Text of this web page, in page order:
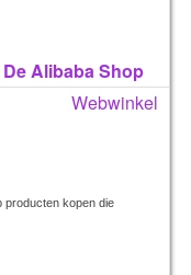
Alibaba Shop
Webwinkel
producten kopen die